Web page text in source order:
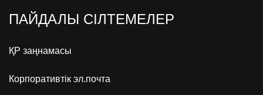
ПАЙДАЛЫ СІЛТЕМЕЛЕР
ҚР заңнамасы
Корпоративтік эл.почта